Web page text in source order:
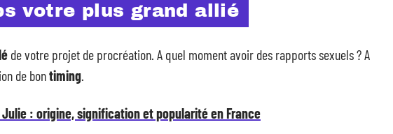
votre plus grand allié
de votre projet de procréation. A quel moment avoir des rapports sexuels ? A
de bontiming.
: origine, signification et popularité en France